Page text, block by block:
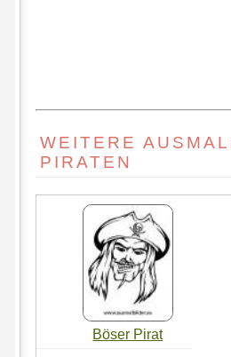
WEITERE
PIRATEN
Böser Pirat